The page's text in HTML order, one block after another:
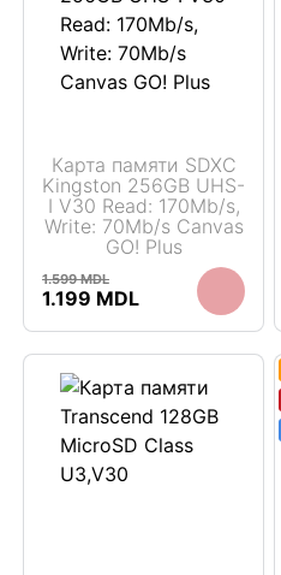
Карта памяти SDXC
Kingston 256GB UHS-
I V30 Read: 170Mb/s,
Write: 70Mb/s Canvas
GO! Plus
1.599MDL
Первоначальная
1.199 MDL Текущая